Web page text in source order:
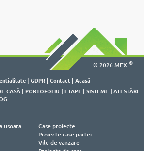
© 2026 MEXI®
| GDPR | Contact | Acasă
CASĂ | PORTOFOLIU | ETAPE | SISTEME | ATESTĂRI
usoara
Case proiecte
Proiecte case parter
Vile de vanzare